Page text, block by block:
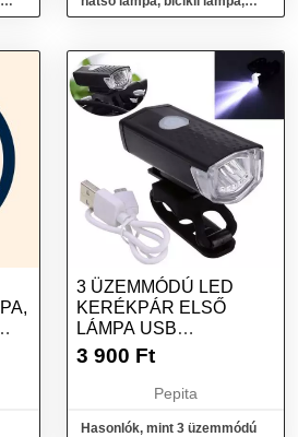
ledes kerékpár lámpa - Csillag
3 ÜZEMMÓDÚ LED
KERÉKPÁR ELSŐ
LÁMPA USB
ÚJRATÖLTHETŐ
3 900 Ft
Pepita
Hasonlók, mint 3 üzemmódú